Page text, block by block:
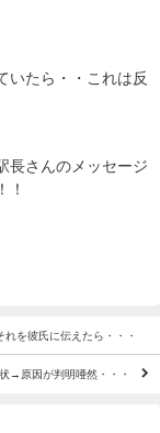
いたら・・これは反
長さんのメッセージ
！
を彼氏に伝えたら・・・
→原因が判明唖然・・・